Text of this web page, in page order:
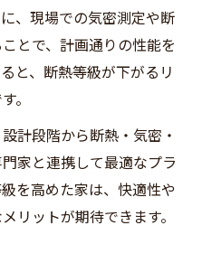
、現場での気密測定や断
とで、計画通りの性能を
と、断熱等級が下がるリ
。
計段階から断熱・気密・
家と連携して最適なプラ
を高めた家は、快適性や
リットが期待できます。